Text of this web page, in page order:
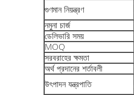
গুণমান নিয়ন্ত্রণ
নমুনা চার্জ
ডেলিভারি সময়
MOQ
সরবরাহের ক্ষমতা
অর্থ প্রদানের শর্তাবলী
উৎপাদন যন্ত্রপাতি